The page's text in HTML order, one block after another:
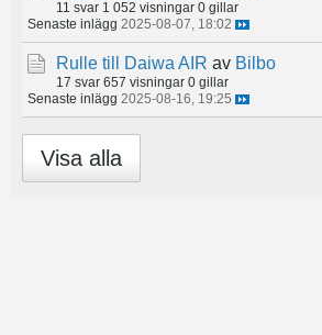
11 svar 1 052 visningar 0 gillar
Senaste inlägg 2025-08-07, 18:02
Rulle till Daiwa AIR av Bilbo
17 svar 657 visningar 0 gillar
Senaste inlägg 2025-08-16, 19:25
Visa alla